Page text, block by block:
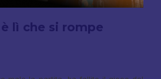
lì che si rompe